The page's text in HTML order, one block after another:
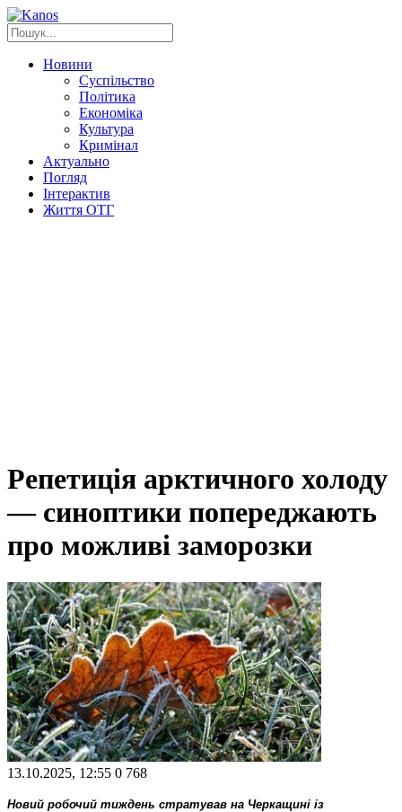
Новини
Суспільство
Політика
Економіка
Культура
Кримінал
Актуально
Погляд
Інтерактив
Життя ОТГ
Репетиція арктичного холоду
— синоптики попереджають
про можливі заморозки
13.10.2025, 12:55 0 768
Новий робочий тиждень стратував на Черкащині із